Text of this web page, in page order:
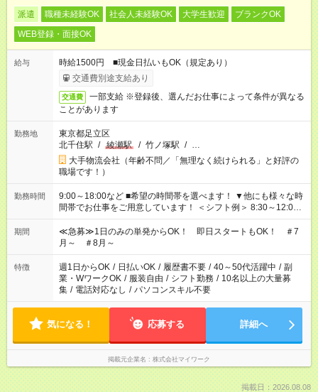
派遣 職種未経験OK 社会人未経験OK 大学生歓迎
ブランクOK
WEB登録・面接OK
給与
時給1500円 ■現金日払いもOK（規定あり）
交通費別途支給あり
交通費
一部支給 ※登録後、選んだお仕事によって条件が異なる
ことがあります
勤務地
東京都足立区
北千住駅 / 綾瀬駅 / 竹ノ塚駅 / …
大手物流会社（年齢不問／「無理なく続けられる」と好評の
職場です！）
勤務時間
9:00～18:00など ■希望の時間帯を選べます！ ▼他にも様々な時
間帯でお仕事をご用意しています！ ＜シフト例＞ 8:30～12:00
17:00～22:00 13:00～22:00 22:00～翌6:00 など
期間
≪急募≫1日のみの単発からOK！ 即日スタートもOK！ ＃7
月～ ＃8月～
特徴 週1日からOK / 日払いOK / 履歴書不要 / 40～50代活躍中 / 副
業・WワークOK / 服装自由 / シフト勤務 / 10名以上の大量募
集 / 電話対応なし / パソコンスキル不要
気になる！ 応募する 詳細へ
掲載元企業名 株式会社マイワーク
掲載日：2026.08.08